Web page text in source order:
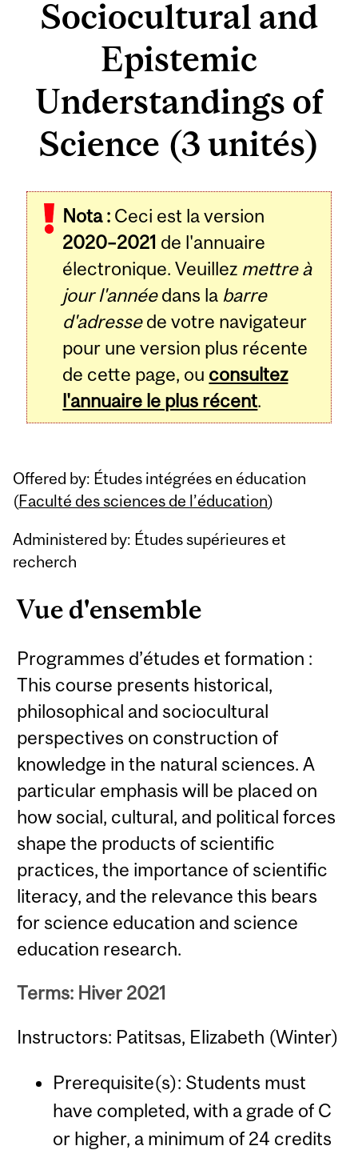
Sociocultural and
Epistemic
Understandings of
Science (3 unités)
Nota : Ceci est la version
2020–2021 de l'annuaire
électronique. Veuillez mettre à
jour l'annéedans la barre
d'adressede votre navigateur
pour une version plus récente
de cette page, ou consultez
l'annuaire le plus récent.
Offered by: Études intégrées en éducation
(Faculté des sciences de l’éducation)
Administered by: Études supérieures et
recherch
Vue d'ensemble
Programmes d’études et formation :
This course presents historical,
philosophical and sociocultural
perspectives on construction of
knowledge in the natural sciences. A
particular emphasis will be placed on
how social, cultural, and political forces
shape the products of scientific
practices, the importance of scientific
literacy, and the relevance this bears
for science education and science
education research.
Terms: Hiver 2021
Instructors: Patitsas, Elizabeth (Winter)
Prerequisite(s): Students must
have completed, with a grade of C
or higher, a minimum of 24 credits
Related
Content